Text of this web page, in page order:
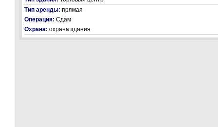
Тип аренды: прямая
Операция: Сдам
Охрана: охрана здания